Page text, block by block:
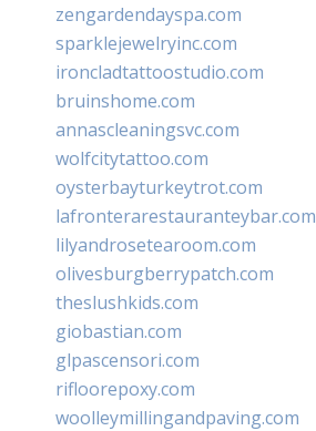
zengardendayspa.com
sparklejewelryinc.com
ironcladtattoostudio.com
bruinshome.com
annascleaningsvc.com
wolfcitytattoo.com
oysterbayturkeytrot.com
lafronterarestauranteybar.com
lilyandrosetearoom.com
olivesburgberrypatch.com
theslushkids.com
giobastian.com
glpascensori.com
rifloorepoxy.com
woolleymillingandpaving.com